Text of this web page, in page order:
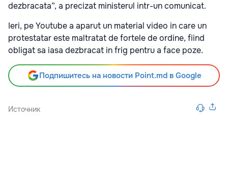
dezbracata”, a precizat ministerul intr-un comunicat.
Ieri, pe Youtube a aparut un material video in care un
protestatar este maltratat de fortele de ordine, fiind
obligat sa iasa dezbracat in frig pentru a face poze.
Подпишитесь на новости Point.md в Google
Источник